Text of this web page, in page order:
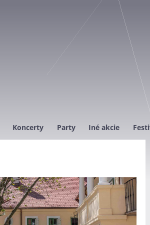
Koncerty Party Iné akcie